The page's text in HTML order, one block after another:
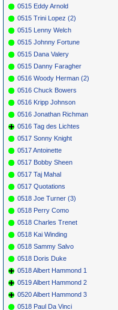
0515 Eddy Arnold
0515 Trini Lopez (2)
0515 Lenny Welch
0515 Johnny Fortune
0515 Dana Valery
0515 Danny Faragher
0516 Woody Herman (2)
0516 Chuck Bowers
0516 Kripp Johnson
0516 Jonathan Richman
0516 Tag des Lichtes
0517 Sonny Knight
0517 Antoinette
0517 Bobby Sheen
0517 Taj Mahal
0517 Quotations
0518 Joe Turner (3)
0518 Perry Como
0518 Charles Trenet
0518 Kai Winding
0518 Sammy Salvo
0518 Doris Duke
0518 Albert Hammond 1
0519 Albert Hammond 2
0520 Albert Hammond 3
0518 Paul Da Vinci